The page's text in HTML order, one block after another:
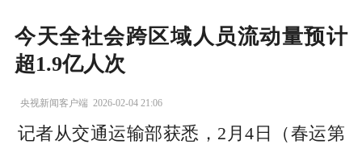
今天全社会跨区域人员流动量预计
超1.9亿人次
央视新闻客户端 2026-02-04 21:06
记者从交通运输部获悉，2月4日（春运第